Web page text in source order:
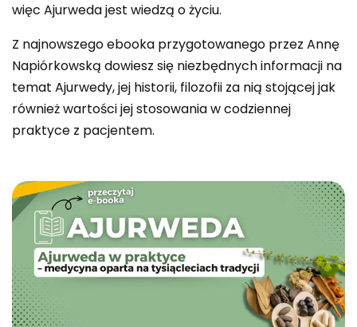
więc Ajurweda jest wiedzą o życiu.
Z najnowszego ebooka przygotowanego przez Annę
Napiórkowską dowiesz się niezbędnych informacji na
temat Ajurwedy, jej historii, filozofii za nią stojącej jak
również wartości jej stosowania w codziennej
praktyce z pacjentem.